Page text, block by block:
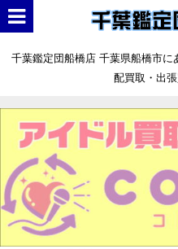
千葉鑑定団船橋店 千葉県船橋市
配買取・出